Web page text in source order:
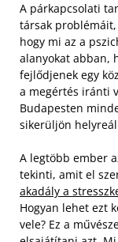
A párkapcsolati
társak
hogy mi az a
alanyokat abban,
fejlődjenek egy
a megértés iránti
Budapesten
sikerüljön
A legtöbb ember
tekinti, amit el
akadály a
Hogyan lehet ezt
vele? Ez a